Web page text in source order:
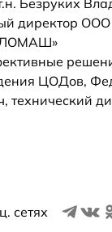
Безруких
директор ООО
ЦОДов,
технический
сетях